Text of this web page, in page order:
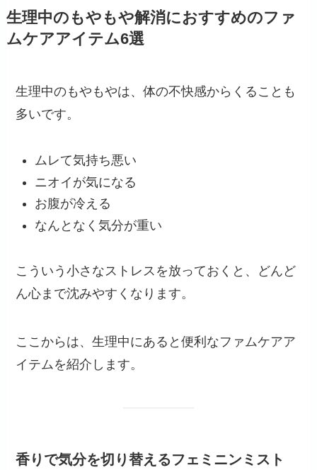
生理中のもやもや解消におすすめのファ
ムケアアイテム6選
生理中のもやもやは、体の不快感からくることも
多いです。
ムレて気持ち悪い
ニオイが気になる
お腹が冷える
なんとなく気分が重い
こういう小さなストレスを放っておくと、どんど
ん心まで沈みやすくなります。
ここからは、生理中にあると便利なファムケアア
イテムを紹介します。
香りで気分を切り替えるフェミニンミスト